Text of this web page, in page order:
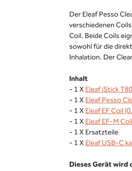
Der Eleaf Pesso
verschiedenen
Coil. Beide Coils
sowohl für die
Inhalation. Der
Inhalt
- 1 XEleaf iStick
- 1 XEleaf Pesso
- 1 XEleaf EF Coil
- 1 XEleaf EF-M
- 1 X Ersatzteile
- 1 XEleaf USB-C
Dieses Gerät wird